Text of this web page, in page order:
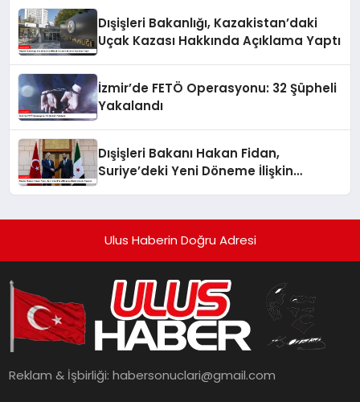
Dışişleri Bakanlığı, Kazakistan’daki
Uçak Kazası Hakkında Açıklama Yaptı
İzmir’de FETÖ Operasyonu: 32 Şüpheli
Yakalandı
Dışişleri Bakanı Hakan Fidan,
Suriye’deki Yeni Döneme İlişkin
Ulus Haberin Doğru Adresi
Reklam & İşbirliği:habersonuclari@gmail.com